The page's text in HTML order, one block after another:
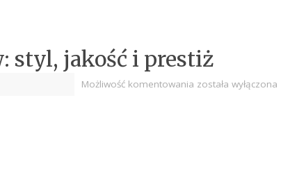
styl, jakość i prestiż
Możliwość komentowania została wyłączona